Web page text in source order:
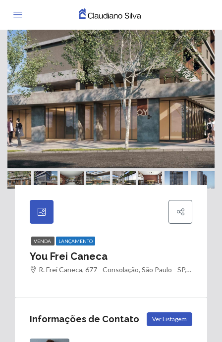
VENDA LANÇAMENTO
You Frei Caneca
R. Frei Caneca, 677 - Consolação, São Paulo - SP, 01307-001, Brasil
Informações de Contato Ver Listagem